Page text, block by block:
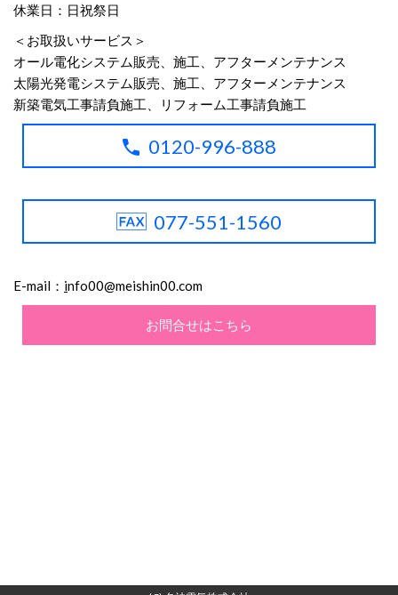
休業日：日祝祭日
＜お取扱いサービス＞
オール電化システム販売、施工、アフターメンテナンス
太陽光発電システム販売、施工、アフターメンテナンス
新築電気工事請負施工、リフォーム工事請負施工
0120-996-888
077-551-1560
E-mail： info00@meishin00.com
お問合せはこちら